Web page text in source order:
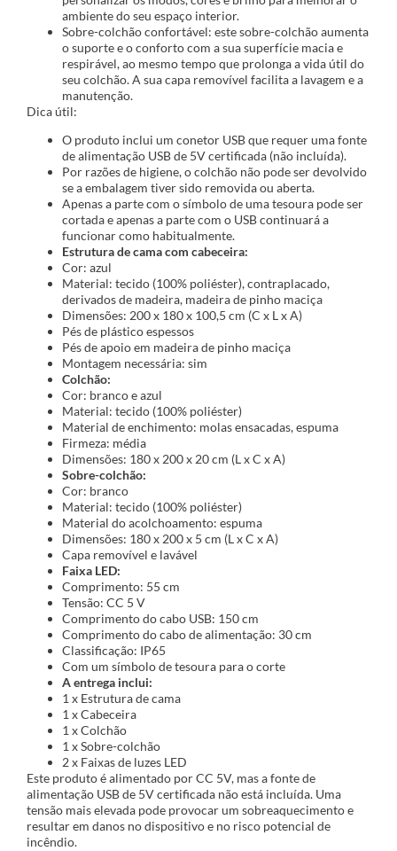
ambiente do seu espaço interior.
Sobre-colchão confortável: este sobre-colchão aumenta
o suporte e o conforto com a sua superfície macia e
respirável, ao mesmo tempo que prolonga a vida útil do
seu colchão. A sua capa removível facilita a lavagem e a
manutenção.
Dica útil:
O produto inclui um conetor USB que requer uma fonte
de alimentação USB de 5V certificada (não incluída).
Por razões de higiene, o colchão não pode ser devolvido
se a embalagem tiver sido removida ou aberta.
Apenas a parte com o símbolo de uma tesoura pode ser
cortada e apenas a parte com o USB continuará a
funcionar como habitualmente.
Estrutura de cama com cabeceira:
Cor: azul
Material: tecido (100% poliéster), contraplacado,
derivados de madeira, madeira de pinho maciça
Dimensões: 200 x 180 x 100,5 cm (C x L x A)
Pés de plástico espessos
Pés de apoio em madeira de pinho maciça
Montagem necessária: sim
Colchão:
Cor: branco e azul
Material: tecido (100% poliéster)
Material de enchimento: molas ensacadas, espuma
Firmeza: média
Dimensões: 180 x 200 x 20 cm (L x C x A)
Sobre-colchão:
Cor: branco
Material: tecido (100% poliéster)
Material do acolchoamento: espuma
Dimensões: 180 x 200 x 5 cm (L x C x A)
Capa removível e lavável
Faixa LED:
Comprimento: 55 cm
Tensão: CC 5 V
Comprimento do cabo USB: 150 cm
Comprimento do cabo de alimentação: 30 cm
Classificação: IP65
Com um símbolo de tesoura para o corte
A entrega inclui:
1 x Estrutura de cama
1 x Cabeceira
1 x Colchão
1 x Sobre-colchão
2 x Faixas de luzes LED
Este produto é alimentado por CC 5V, mas a fonte de
alimentação USB de 5V certificada não está incluída. Uma
tensão mais elevada pode provocar um sobreaquecimento e
resultar em danos no dispositivo e no risco potencial de
incêndio.